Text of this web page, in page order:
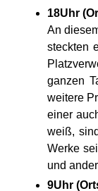
18Uhr
An
steckten
ganzen
weitere
einer
weiß,
Werke
und
9Uhr